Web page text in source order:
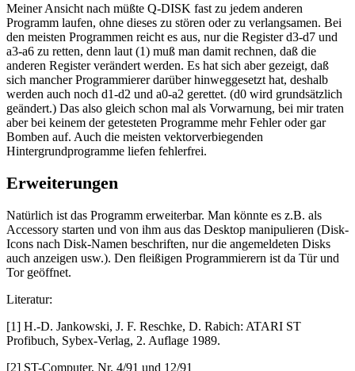
Meiner Ansicht nach müßte Q-DISK fast zu jedem anderen
Programm laufen, ohne dieses zu stören oder zu verlangsamen. Bei
den meisten Programmen reicht es aus, nur die Register d3-d7 und
a3-a6 zu retten, denn laut (1) muß man damit rechnen, daß die
anderen Register verändert werden. Es hat sich aber gezeigt, daß
sich mancher Programmierer darüber hinweggesetzt hat, deshalb
werden auch noch d1-d2 und a0-a2 gerettet. (d0 wird grundsätzlich
geändert.) Das also gleich schon mal als Vorwarnung, bei mir traten
aber bei keinem der getesteten Programme mehr Fehler oder gar
Bomben auf. Auch die meisten vektorverbiegenden
Hintergrundprogramme liefen fehlerfrei.
Erweiterungen
Natürlich ist das Programm erweiterbar. Man könnte es z.B. als
Accessory starten und von ihm aus das Desktop manipulieren (Disk-
Icons nach Disk-Namen beschriften, nur die angemeldeten Disks
auch anzeigen usw.). Den fleißigen Programmierern ist da Tür und
Tor geöffnet.
Literatur:
[1] H.-D. Jankowski, J. F. Reschke, D. Rabich: ATARI ST
Profibuch, Sybex-Verlag, 2. Auflage 1989.
[2] ST-Computer, Nr. 4/91 und 12/91